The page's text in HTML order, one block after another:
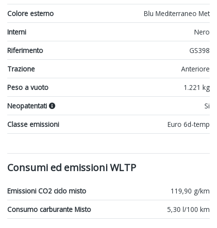
Colore esterno
Blu Mediterraneo Met
Interni
Nero
Riferimento
GS398
Trazione
Anteriore
Peso a vuoto
1.221 kg
Neopatentati
Si
Classe emissioni
Euro 6d-temp
Consumi ed emissioni WLTP
Emissioni CO2 ciclo misto
119,90 g/km
Consumo carburante Misto
5,30 l/100 km